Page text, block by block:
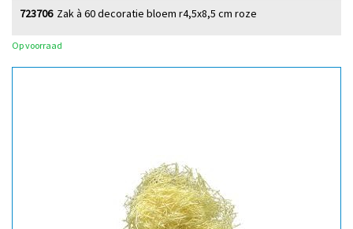
Zak à 60 decoratie bloem r4,5x8,5 cm roze
723706
Op voorraad